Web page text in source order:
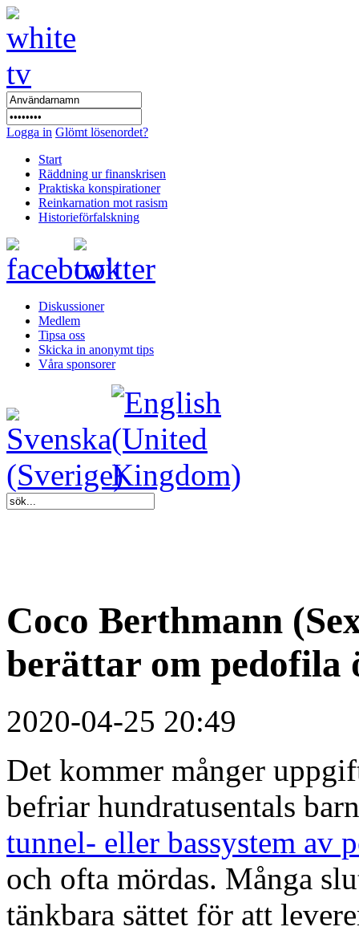
Logga in Glömt lösenordet?
Start
Räddning ur finanskrisen
Praktiska konspirationer
Reinkarnation mot rasism
Historieförfalskning
Diskussioner
Medlem
Tipsa oss
Skicka in anonymt tips
Våra sponsorer
Coco Berthmann
berättar om pedofila
2020-04-25 20:49
Det kommer månger
befriar hundratusentals
tunnel- eller bassystem av
och ofta mördas. Många
tänkbara sättet för att